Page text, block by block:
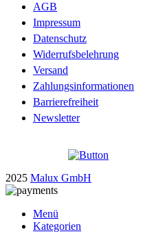
AGB
Impressum
Datenschutz
Widerrufsbelehrung
Versand
Zahlungsinformationen
Barrierefreiheit
Newsletter
2025 Malux GmbH
Menü
Kategorien